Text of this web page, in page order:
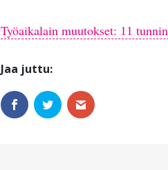
Työaikalain muutokset: 11